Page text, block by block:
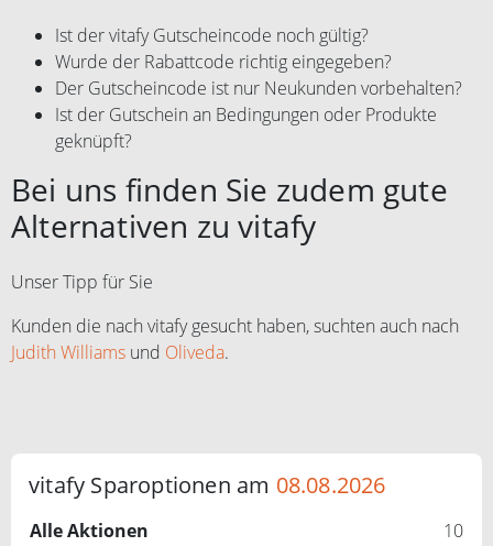
Ist der vitafy Gutscheincode noch gültig?
Wurde der Rabattcode richtig eingegeben?
Der Gutscheincode ist nur Neukunden vorbehalten?
Ist der Gutschein an Bedingungen oder Produkte
geknüpft?
Bei uns finden Sie zudem gute
Alternativen zu vitafy
Unser Tipp für Sie
Kunden die nach vitafy gesucht haben, suchten auch nach
Judith Williams und Oliveda.
vitafy Sparoptionen am 08.08.2026
Alle Aktionen
10